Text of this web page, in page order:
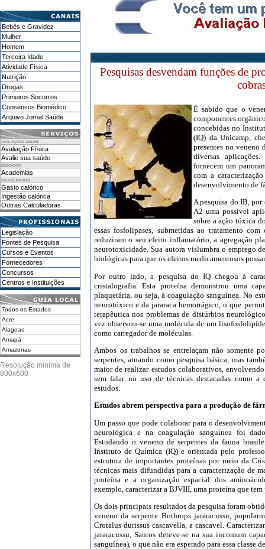
Bebês e Gravidez
Mulher
Homem
Terceira Idade
Atividade Física
Nutrição
Drogas
Primeiros Socorros
Consensos Biomédico
Arquivo Jornal Saúde
AVALIAÇÕES ONLINE
Avaliação Física
Avalie sua saúde
BUSCADOR
Academias
CALCULADORAS
Gasto calórico
Ingestão calórica
Outras Calculadoras
Legislação
Fontes de Pesquisa
Cursos e Eventos
Fornecedores
Concursos
Centros e Instituições
Todos os Estados
Acre
Alagoas
Amapá
Amazonas
Ceará
Resolução mínima de
800x600
Pesquisas desvendam funções de
É sabido que o
componentes
concebidas no
(IQ) da Unicamp,
presentes no veneno
diversas
fornecem um
com a
desenvolvimento de
A pesquisa do IB,
A2 uma possível
sobre a ação tóxica
essas fosfolipases, submetidas ao tratamento
reduziram o seu efeito inflamatório, a agregação
neurotoxicidade. Sua autora vislumbra o emprego
biológicas para que os efeitos medicamentosos
Por outro lado, a pesquisa do IQ chegou à
cristalografia. Esta proteína demonstrou uma
plaquetária, ou seja, à coagulação sanguínea. No
neurotóxico e da jararaca hemorrágico, o que
terapêutica nos problemas de distúrbios
vez observou-se uma molécula de um
como carregador de moléculas.
Ambos os trabalhos se entrelaçam não somente
serpentes, atuando como pesquisa básica, mas
maior de realizar estudos colaborativos,
sem falar no uso de técnicas destacadas como
estudos.
Estudos abrem perspectiva para a produção de
Um passo que pode colaborar para o
neurológica e na coagulação sanguínea foi
Estudando o veneno de serpentes da fauna
Instituto de Química (IQ) e orientada pelo
estrutura de importantes proteínas por meio da
técnicas mais difundidas para a caracterização de
proteína e a organização espacial dos
exemplo, caracterizar a BJVIII, uma proteína que
Os dois principais resultados da pesquisa foram
veneno da serpente Bothrops jararacussu,
Crotalus durissus cascavella, a cascavel.
jararacussu, Santos deteve-se na sua incomum
sanguínea), o que não era esperado para essa